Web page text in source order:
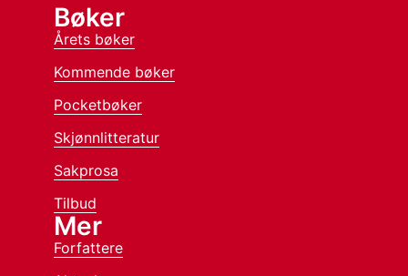
Bøker
Årets bøker
Kommende bøker
Pocketbøker
Skjønnlitteratur
Sakprosa
Tilbud
Mer
Forfattere